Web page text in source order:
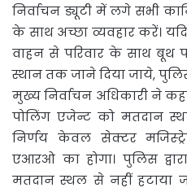
निर्वाचन ड्यूटी में लगे सभी
के साथ अच्छा व्यवहार करें।
वाहन से परिवार के साथ बूथ
स्थान तक जाने दिया जाये,
मुख्य निर्वाचन अधिकारी ने
पोलिंग एजेन्ट को मतदान
निर्णय केवल सेक्टर
एआरओ का होगा। पुलिस
मतदान स्थल से नहीं हटाया